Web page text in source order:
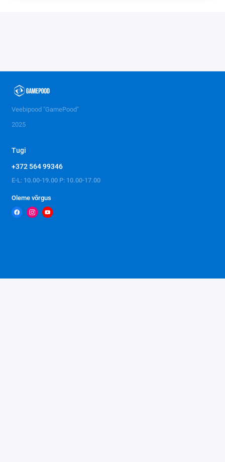
Veebipood "GamePood"
2025
Tugi
+372 564 99346
E-L: 10.00-19.00 P: 10.00-17.00
Oleme võrgus